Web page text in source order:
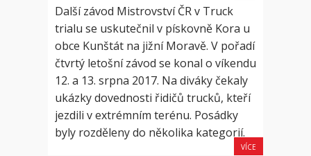
Další závod Mistrovství ČR v Truck
trialu se uskutečnil v pískovně Kora u
obce Kunštát na jižní Moravě. V pořadí
čtvrtý letošní závod se konal o víkendu
12. a 13. srpna 2017. Na diváky čekaly
ukázky dovednosti řidičů trucků, kteří
jezdili v extrémním terénu. Posádky
byly rozděleny do několika kategorií.
VÍCE